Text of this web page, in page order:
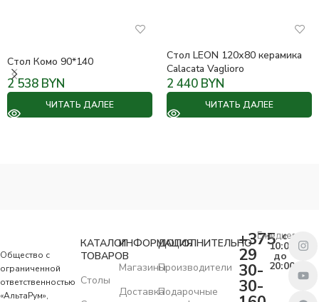
Стол Комо 90*140
2 538 BYN
ЧИТАТЬ ДАЛЕЕ
Стол LEON 120х80 керамика
Calacata Vaglioro
2 440 BYN
ЧИТАТЬ ДАЛЕЕ
Общество с
ограниченной
ответственностью
«АльтаРум»,
КАТАЛОГ
ТОВАРОВ
Столы
ИНФОРМАЦИЯ
Магазины
Доставка
ДОПОЛНИТЕЛЬНО
Производители
Подарочные
+375
29
30-
30-
Ежедневно
с
10:00
до
20:00